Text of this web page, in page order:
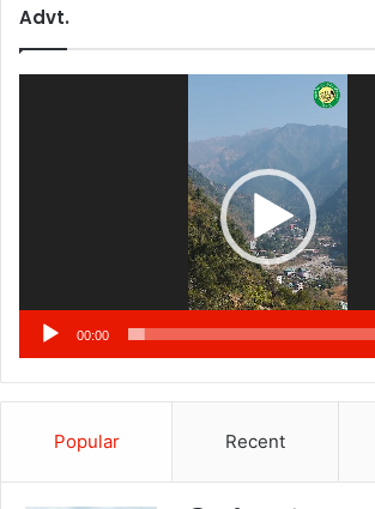
Advt.
00:00
Popular Recent